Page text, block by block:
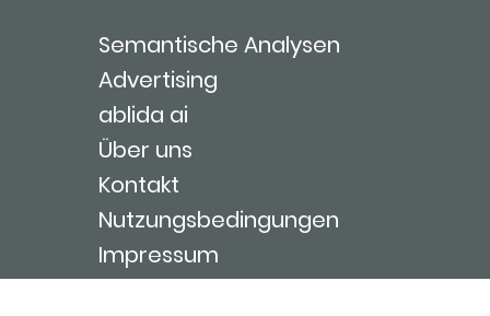
Semantische Analysen
Advertising
ablida ai
Über uns
Kontakt
Nutzungsbedingungen
Impressum